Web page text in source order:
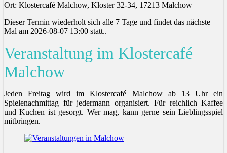
Ort: Klostercafé Malchow, Kloster 32-34, 17213 Malchow
Dieser Termin wiederholt sich alle 7 Tage und findet das nächste
Mal am 2026-08-07 13:00 statt..
Veranstaltung im Klostercafé
Malchow
Jeden Freitag wird im Klostercafé Malchow ab 13 Uhr ein
Spielenachmittag für jedermann organisiert. Für reichlich Kaffee
und Kuchen ist gesorgt. Wer mag, kann gerne sein Lieblingsspiel
mitbringen.